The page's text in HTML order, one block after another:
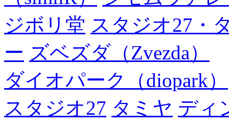
ジボリ堂 スタジオ27・
ー ズベズダ（Zvezda）
ダイオパーク（diopark）
スタジオ27 タミヤ ディ